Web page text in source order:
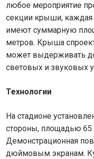
любое мероприятие
секции крыши, каждая
имеют суммарную
метров. Крыша
может выдерживать
световых и звуковых
Технологии
На стадионе
стороны, площадью 65
Демонстрационная
дюймовым экранам.